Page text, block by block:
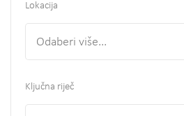
Lokacija
Odaberi više...
Ključna riječ